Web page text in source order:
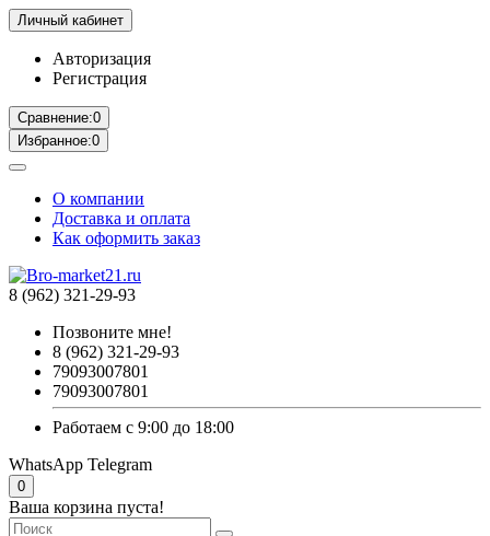
Личный кабинет
Авторизация
Регистрация
Сравнение:0
Избранное:0
О компании
Доставка и оплата
Как оформить заказ
8 (962) 321-29-93
Позвоните мне!
8 (962) 321-29-93
79093007801
79093007801
Работаем с 9:00 до 18:00
WhatsApp Telegram
0
Ваша корзина пуста!